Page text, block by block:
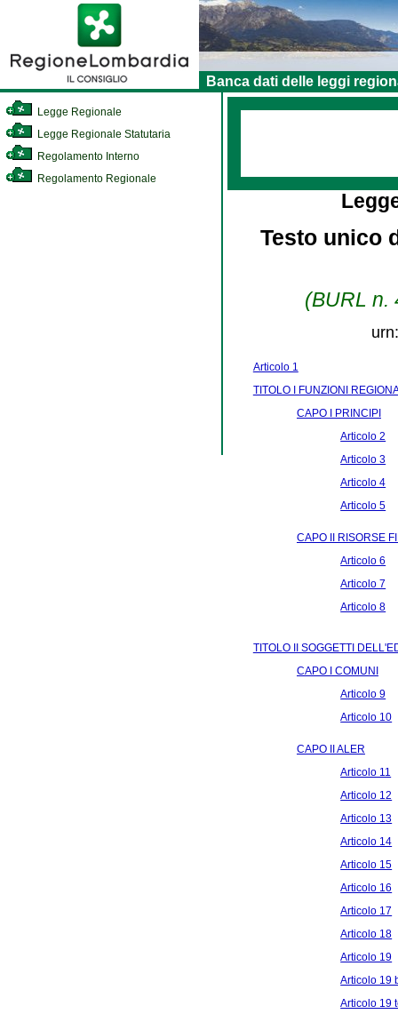
Banca dati delle leggi
Legge Regionale
Legge Regionale Statutaria
Regolamento Interno
Regolamento Regionale
Testo unico
(BURL n.
Articolo 1
TITOLO I FUNZIONI
CAPO I PRINCIPI
Articolo 2
Articolo 3
Articolo 4
Articolo 5
CAPO II RISORSE
Articolo 6
Articolo 7
Articolo 8
TITOLO II SOGGETTI
CAPO I COMUNI
Articolo 9
Articolo 10
CAPO II ALER
Articolo 11
Articolo 12
Articolo 13
Articolo 14
Articolo 15
Articolo 16
Articolo 17
Articolo 18
Articolo 19
Articolo 19
Articolo 19